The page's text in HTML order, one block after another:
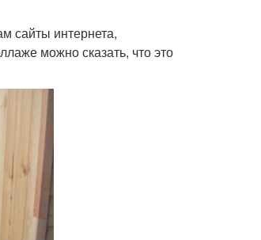
сайты интернета,
можно сказать, что это